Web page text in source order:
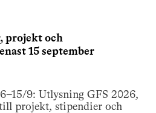
projekt och
15 september
9: Utlysning GFS 2026,
projekt, stipendier och